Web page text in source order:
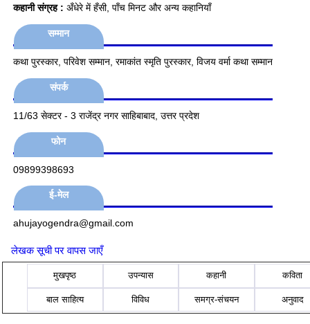
कहानी संग्रह : अँधेरे में हँसी, पाँच मिनट और अन्य कहानियाँ
सम्मान
कथा पुरस्कार, परिवेश सम्मान, रमाकांत स्मृति पुरस्कार, विजय वर्मा कथा सम्मान
संपर्क
11/63 सेक्टर - 3 राजेंद्र नगर साहिबाबाद, उत्तर प्रदेश
फोन
09899398693
ई-मेल
ahujayogendra@gmail.com
लेखक सूची पर वापस जाएँ
मुखपृष्ठ उपन्यास कहानी कविता
बाल साहित्य विविध समग्र-संचयन अनुवाद